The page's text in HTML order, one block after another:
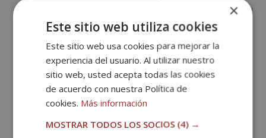
para los objetivos de aprendizaje, aprovechando el
tiempo de manera eficiente y adaptándose a las
necesidades individuales y grupales.
Orientación al desarrollo y al aprendizaje.
estar dispuesto a proporcionar retroalimentación
constructiva, establecer metas realistas y seguir el
×
Este sitio web utiliza cookies
Este sitio web usa cookies para mejorar la
experiencia del usuario. Al utilizar nuestro
sitio web, usted acepta todas las cookies
de acuerdo con nuestra Política de
cookies. Más información
MOSTRAR TODOS LOS SOCIOS (4) →